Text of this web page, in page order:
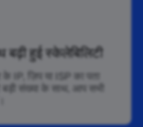
बढ़ी हुई स्केलेबिलिटी
के IP, ज़िप या ISP का पता
बड़ी संख्या के साथ, आप सभी